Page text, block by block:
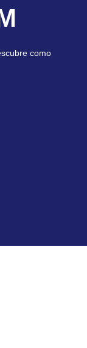
como